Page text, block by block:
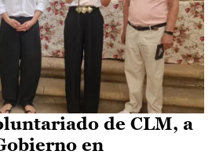
de CLM, a
en